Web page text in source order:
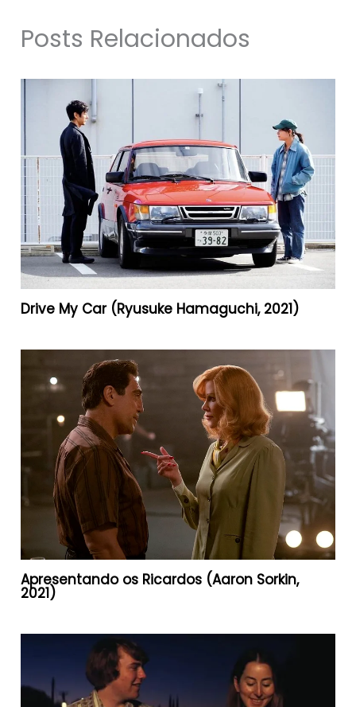
Posts Relacionados
Drive My Car (Ryusuke Hamaguchi, 2021)
Apresentando os Ricardos (Aaron Sorkin,
2021)